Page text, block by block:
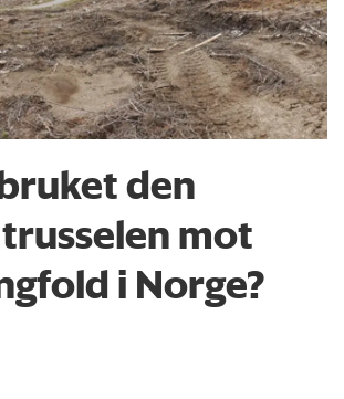
den
mot
i Norge?